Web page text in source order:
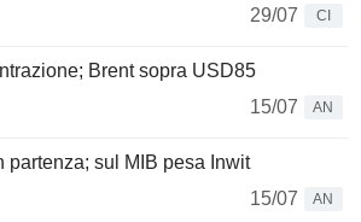
29/07
CI
Brent sopra USD85
15/07
AN
partenza; sul MIB pesa Inwit
15/07
AN